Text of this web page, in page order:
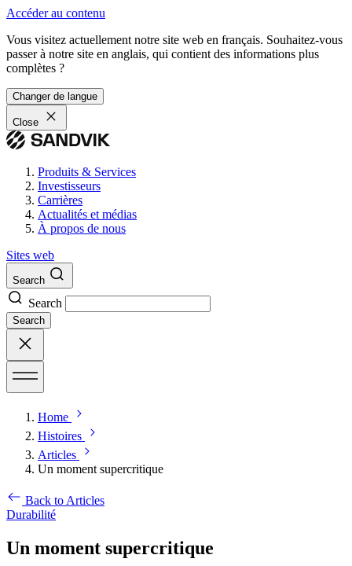
Accéder au contenu
Vous visitez actuellement notre site web en français. Souhaitez-vous
passer à notre site en anglais, qui contient des informations plus
complètes ?
Changer de langue
Close
Produits & Services
Investisseurs
Carrières
Actualités et médias
À propos de nous
Sites web
Search
Search
Search
Home
Histoires
Articles
Un moment supercritique
Back to Articles
Durabilité
Un moment supercritique